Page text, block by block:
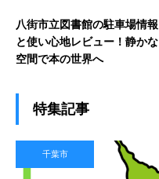
八街市立図書館の駐車場情報
と使い心地レビュー！静かな
空間で本の世界へ
特集記事
千葉市